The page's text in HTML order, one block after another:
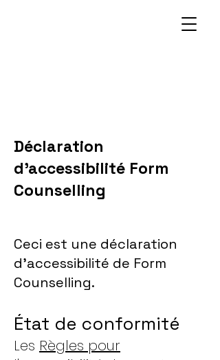
Déclaration
d'accessibilité Form
Counselling
Ceci est une déclaration
d'accessibilité de Form
Counselling.
État de conformité
Les Règles pour